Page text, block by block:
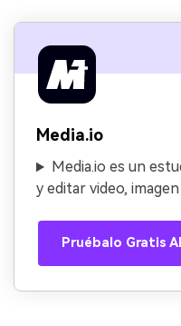
Media.io
Media.io es un
y editar video,
Pruébalo Gratis